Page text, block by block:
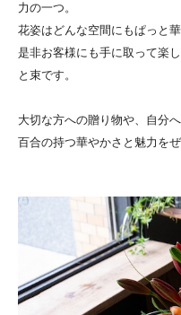
力の一つ。
花姿はどんな空間にもぱっと
是非お客様にも手に取って楽
と束です。
大切な方への贈り物や、自分へ
百合の持つ華やかさと魅力を